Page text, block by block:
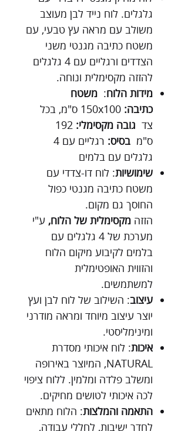
גלגלים. לוח נייד לבן מעוצב
משולב עם מראה עץ טבעי, עם
משטח כתיבה מגנטי משני
הצדדים ורגליים עם 4 גלגלים
להזזה מקסימלית ונוחה.
מידות הלוח: משטח
כתיבה:
150x100 ס"מ, בכל
צד גובה מקסימלי: 192
ס"מ בסיס:
רגליים עם 4
גלגלים עם בלמים
שימושיות: לוח דו-צדדי עם
משטח כתיבה מגנטי כפול
החוסך גם מקום.
הזזה מקסימלית של הלוח, ע"י
מערכת של 4 גלגלים עם
בלמים לקיבוע מיקום הלוח
והזווית האופטימלית
למשתמשים.
עיצוב: השילוב של לוח לבן ועץ
יוצר עיצוב מיוחד ומראה מודרני
ומינימליסטי.
איכות: לוח איכותי מסדרת
NATURAL, המיוצר באירופה
ומשלב פלדה ומלמין. ללוח ציפוי
לכה איכותי לטושים מחיקים.
התאמה והמלצות: הלוח מתאים
לחדר ישיבות, לחללי עבודה,